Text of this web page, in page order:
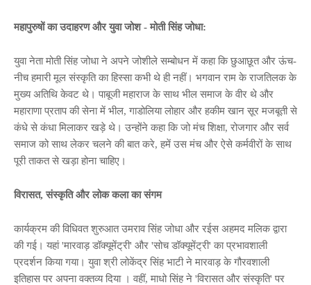
महापुरुषों का उदाहरण और युवा जोश - मोती सिंह जोधा:
युवा नेता मोती सिंह जोधा ने अपने जोशीले सम्बोधन में कहा कि छुआछूत और ऊंच-
नीच हमारी मूल संस्कृति का हिस्सा कभी थे ही नहीं। भगवान राम के राजतिलक के
मुख्य अतिथि केवट थे। पाबूजी महाराज के साथ भील समाज के वीर थे और
महाराणा प्रताप की सेना में भील, गाडोलिया लोहार और हकीम खान सूर मजबूती से
कंधे से कंधा मिलाकर खड़े थे। उन्होंने कहा कि जो मंच शिक्षा, रोजगार और सर्व
समाज को साथ लेकर चलने की बात करे, हमें उस मंच और ऐसे कर्मवीरों के साथ
पूरी ताकत से खड़ा होना चाहिए।
विरासत, संस्कृति और लोक कला का संगम
कार्यक्रम की विधिवत शुरुआत उमराव सिंह जोधा और रईस अहमद मलिक द्वारा
की गई। यहां 'मारवाड़ डॉक्यूमेंट्री' और 'सोच डॉक्यूमेंट्री' का प्रभावशाली
प्रदर्शन किया गया। युवाश्री लोकेंद्र सिंह भाटी ने मारवाड़ के गौरवशाली
इतिहास पर अपना वक्तव्य दिया । वहीं, माधो सिंह ने 'विरासत और संस्कृति' पर